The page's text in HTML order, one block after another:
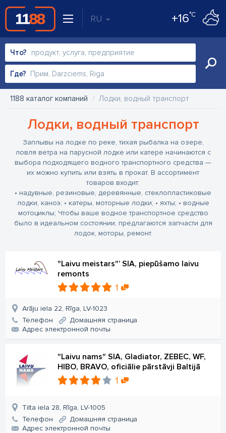
RU +16°C
Что?
Где?
1188 каталог компаний Лодки, водный транспорт
Лодки, водный транспорт
Заплывы на лодке по реке, тихая рыбалка на озере,
ловля ветра на парусной лодке или катере начинаются с
выбора подходящего водного транспортного средства —
их можно купить или взять в прокат. В ассортимент
товаров входит:
• надувные, резиновые, деревянные, стеклопластиковые
лодки, каноэ; • катеры, моторные лодки; • яхты; • водные
мотоциклы; Чтобы ваше водное транспортное средство
было в идеальном состоянии, предлагаются запчасти для
лодок, моторы, ремонт.
"Laivu meistars"’ SIA, piepūšamo laivu
remonts
1
Arāju iela 22, Rīga, LV-1023
Телефон
Домашняя страница
Aдрес электронной почты
"Laivu nams" SIA, Gladiator, ZEBEC, WF,
HIBO, BRAVO, oficiālie pārstāvji Baltijā
1
Tilta iela 28, Rīga, LV-1005
Телефон
Домашняя страница
Aдрес электронной почты